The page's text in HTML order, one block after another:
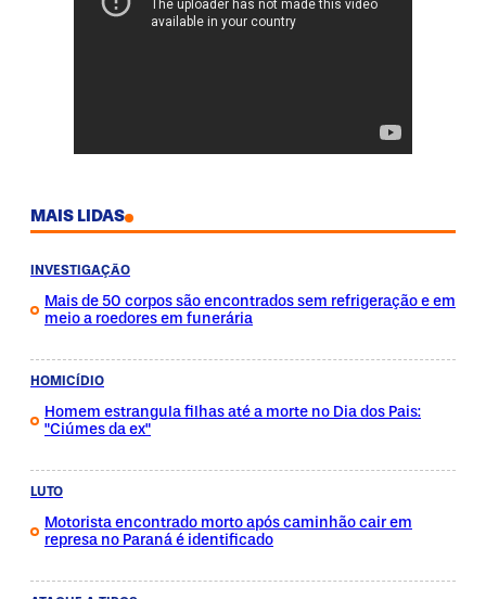
MAIS LIDAS
INVESTIGAÇÃO
Mais de 50 corpos são encontrados sem refrigeração e em
meio a roedores em funerária
HOMICÍDIO
Homem estrangula filhas até a morte no Dia dos Pais:
"Ciúmes da ex"
LUTO
Motorista encontrado morto após caminhão cair em
represa no Paraná é identificado